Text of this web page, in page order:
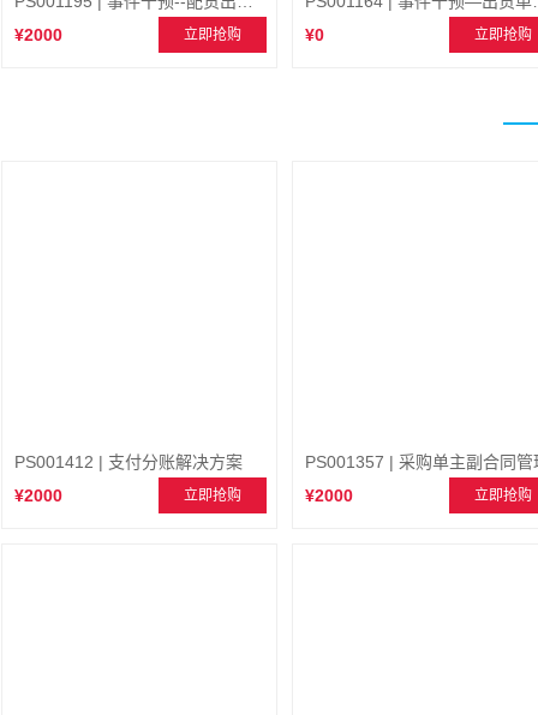
¥2000
立即抢购
¥0
立即抢购
PS001412 | 支付分账解决方案
¥2000
立即抢购
PS001357 | 采购单主副合同管
¥2000
立即抢购